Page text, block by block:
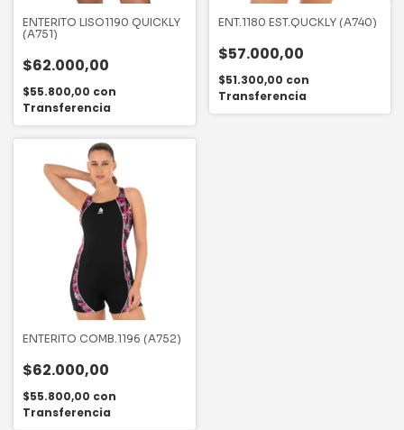
ENTERITO LISO1190 QUICKLY
(A751)
$62.000,00
$55.800,00 con
Transferencia
ENT.1180 EST.QUCKLY (A740)
$57.000,00
$51.300,00 con
Transferencia
ENTERITO COMB.1196 (A752)
$62.000,00
$55.800,00 con
Transferencia